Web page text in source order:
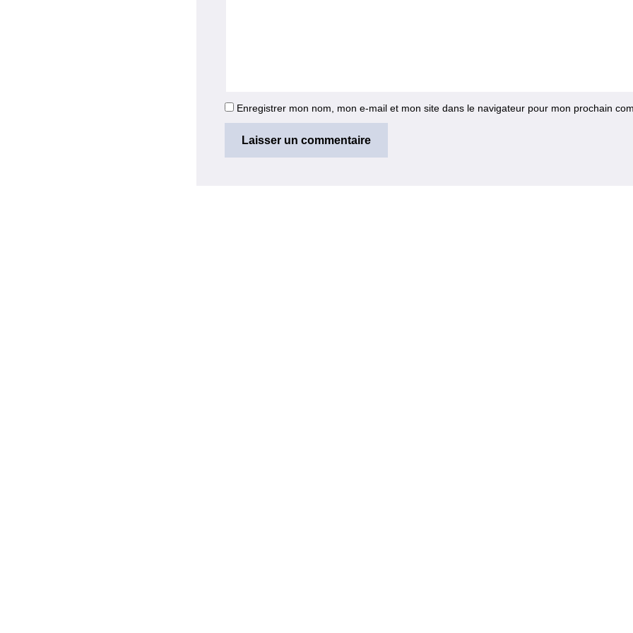
Enregistrer mon nom, mon e-mail et mon site dans le navigateur pour mon prochain